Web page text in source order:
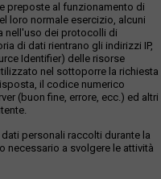
preposte al funzionamento di
loro normale esercizio, alcuni
nell'uso dei protocolli di
di dati rientrano gli indirizzi IP,
Identifier) delle risorse
nel sottoporre la richiesta
il codice numerico
(buon fine, errore, ecc.) ed altri
dati personali raccolti durante la
necessario a svolgere le attività